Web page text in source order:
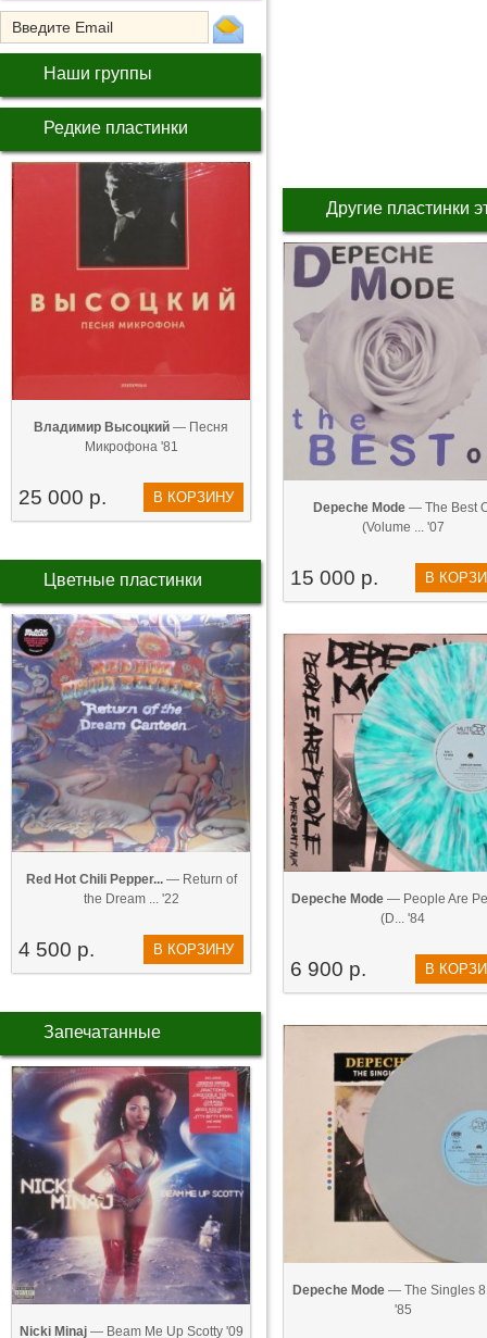
Наши группы
Редкие пластинки
Владимир Высоцкий — Песня
Микрофона '81
25 000 р. В КОРЗИНУ
Цветные пластинки
Red Hot Chili Pepper...— Return of
the Dream ... '22
4 500 р. В КОРЗИНУ
Запечатанные
Nicki Minaj— Beam Me Up Scotty '09
Другие пластинки
Depeche Mode— The Best
(Volume ... '07
15 000 р. В
Depeche Mode — People Are
(D... '84
6 900 р. В
Depeche Mode — The Singles
'85